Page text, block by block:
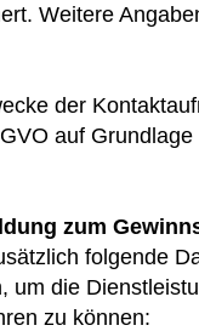
Weitere
der
auf
zum
folgende
um die
zu können: